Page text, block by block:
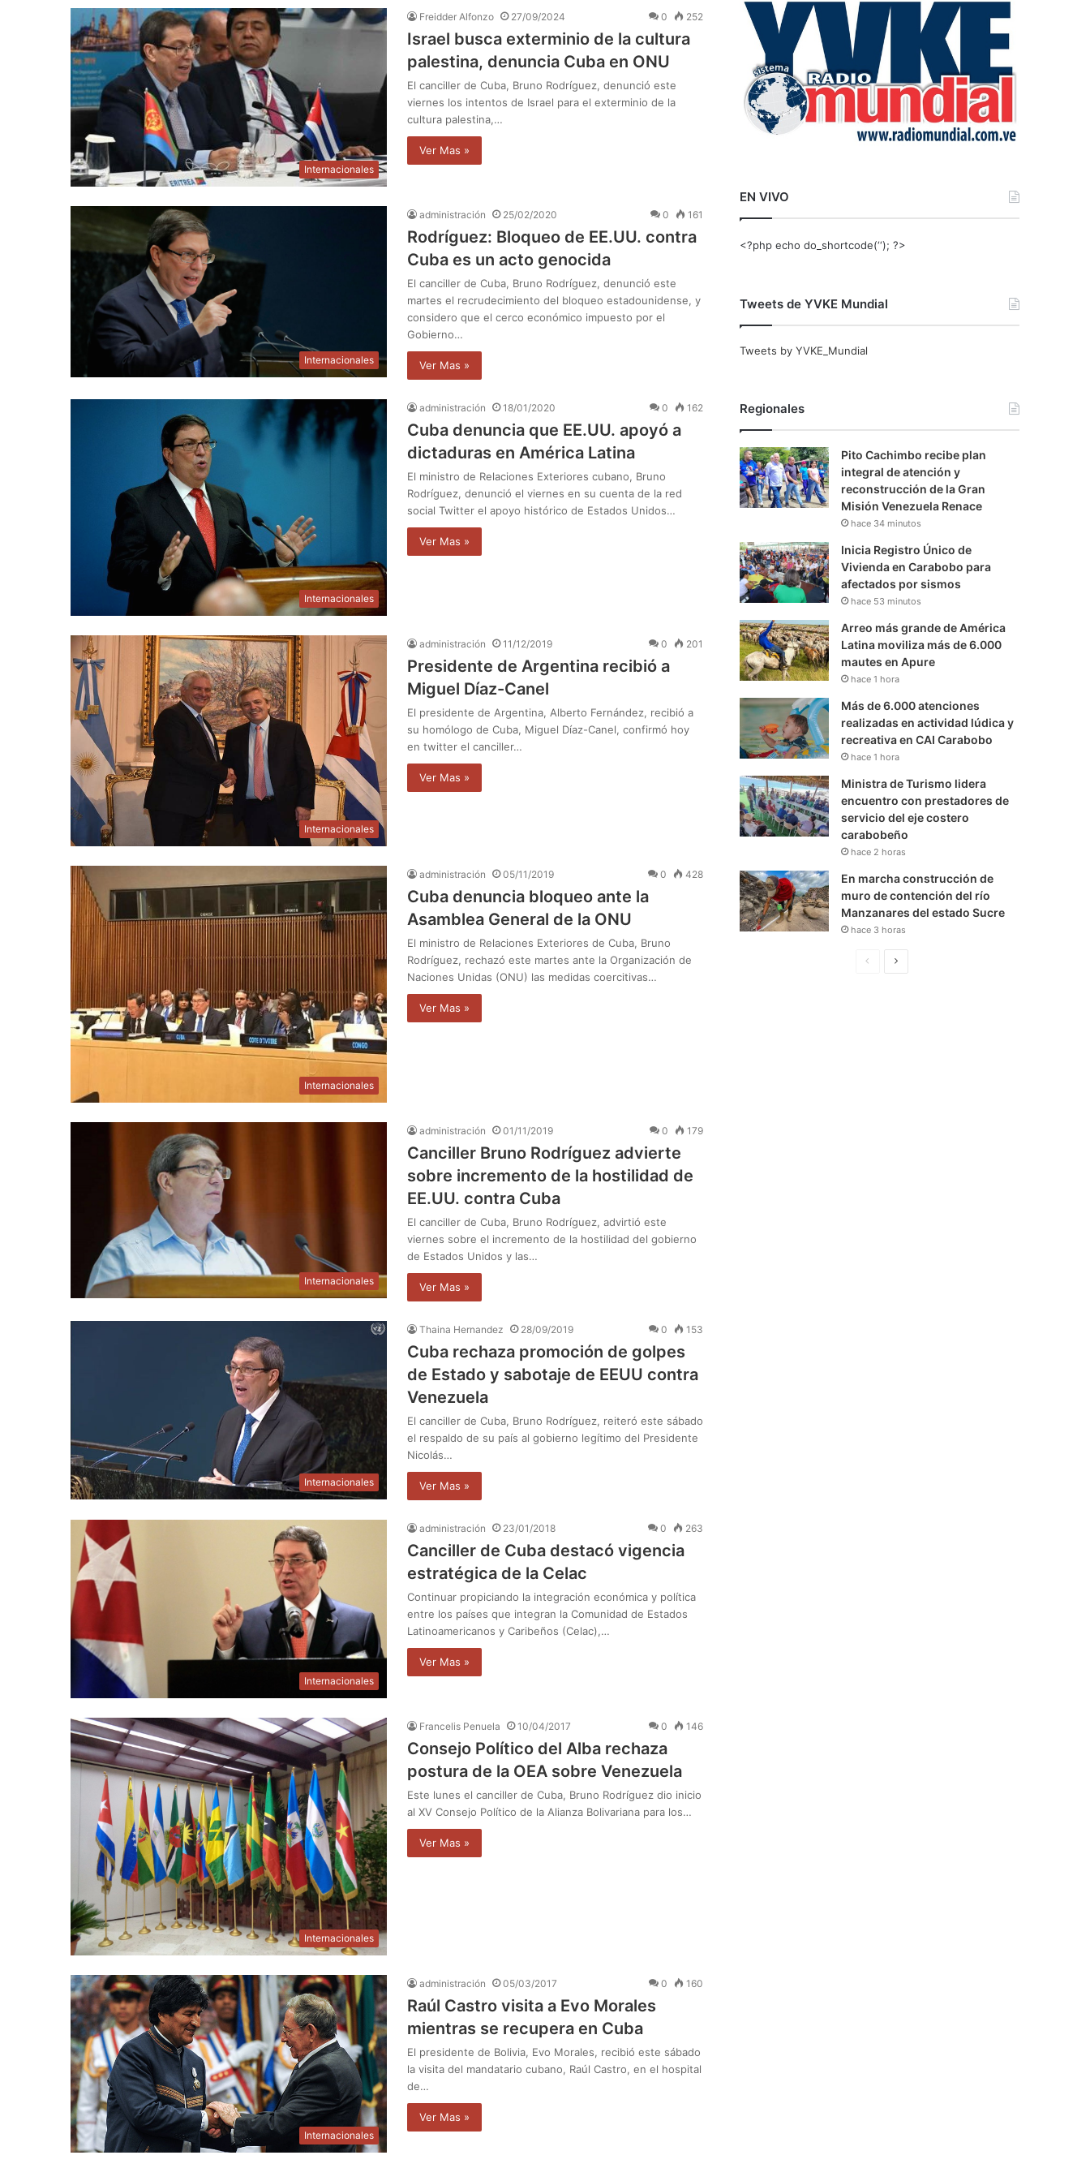
Internacionales
Freidder Alfonzo 27/09/2024 0 252
Israel busca exterminio de la cultura
palestina, denuncia Cuba en ONU
El canciller de Cuba, Bruno Rodríguez, denunció este
viernes los intentos de Israel para el exterminio de la
cultura palestina,…
Ver Mas »
Internacionales
administración 25/02/2020 0 161
Rodríguez: Bloqueo de EE.UU. contra
Cuba es un acto genocida
El canciller de Cuba, Bruno Rodríguez, denunció este
martes el recrudecimiento del bloqueo estadounidense, y
considero que el cerco económico impuesto por el
Gobierno…
Ver Mas »
Internacionales
administración 18/01/2020 0 162
Cuba denuncia que EE.UU. apoyó a
dictaduras en América Latina
El ministro de Relaciones Exteriores cubano, Bruno
Rodríguez, denunció el viernes en su cuenta de la red
social Twitter el apoyo histórico de Estados Unidos…
Ver Mas »
Internacionales
administración 11/12/2019 0 201
Presidente de Argentina recibió a
Miguel Díaz-Canel
El presidente de Argentina, Alberto Fernández, recibió a
su homólogo de Cuba, Miguel Díaz-Canel, confirmó hoy
en twitter el canciller…
Ver Mas »
Internacionales
administración 05/11/2019 0 428
Cuba denuncia bloqueo ante la
Asamblea General de la ONU
El ministro de Relaciones Exteriores de Cuba, Bruno
Rodríguez, rechazó este martes ante la Organización de
Naciones Unidas (ONU) las medidas coercitivas…
Ver Mas »
Internacionales
administración 01/11/2019 0 179
Canciller Bruno Rodríguez advierte
sobre incremento de la hostilidad de
EE.UU. contra Cuba
El canciller de Cuba, Bruno Rodríguez, advirtió este
viernes sobre el incremento de la hostilidad del gobierno
de Estados Unidos y las…
Ver Mas »
Internacionales
Thaina Hernandez 28/09/2019 0 153
Cuba rechaza promoción de golpes
de Estado y sabotaje de EEUU contra
Venezuela
El canciller de Cuba, Bruno Rodríguez, reiteró este sábado
el respaldo de su país al gobierno legítimo del Presidente
Nicolás…
Ver Mas »
Internacionales
administración 23/01/2018 0 263
Canciller de Cuba destacó vigencia
estratégica de la Celac
Continuar propiciando la integración económica y política
entre los países que integran la Comunidad de Estados
Latinoamericanos y Caribeños (Celac),…
Ver Mas »
Internacionales
Francelis Penuela 10/04/2017 0 146
Consejo Político del Alba rechaza
postura de la OEA sobre Venezuela
Este lunes el canciller de Cuba, Bruno Rodríguez dio inicio
al XV Consejo Político de la Alianza Bolivariana para los…
Ver Mas »
Internacionales
administración 05/03/2017 0 160
Raúl Castro visita a Evo Morales
mientras se recupera en Cuba
El presidente de Bolivia, Evo Morales, recibió este sábado
la visita del mandatario cubano, Raúl Castro, en el hospital
de…
Ver Mas »
r
EN VIVO
<?php echo do_shortcode(‘‘); ?>
Tweets de YVKE Mundial
Tweets by YVKE_Mundial
Regionales
Pito Cachimbo recibe plan
integral de atención y
reconstrucción de la Gran
Misión Venezuela Renace
hace 34 minutos
Inicia Registro Único de
Vivienda en Carabobo para
afectados por sismos
hace 53 minutos
Arreo más grande de América
Latina moviliza más de 6.000
mautes en Apure
hace 1 hora
Más de 6.000 atenciones
realizadas en actividad lúdica y
recreativa en CAI Carabobo
hace 1 hora
Ministra de Turismo lidera
encuentro con prestadores de
servicio del eje costero
carabobeño
hace 2 horas
En marcha construcción de
muro de contención del río
Manzanares del estado Sucre
hace 3 horas
S